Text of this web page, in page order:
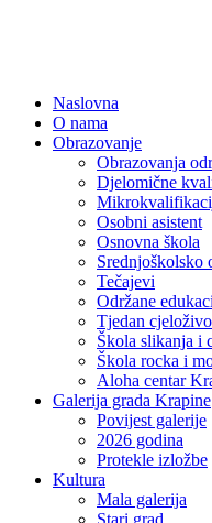
Naslovna
O nama
Obrazovanje
Obrazovanja
Djelomične
Osobni asistent
Osnovna škola
Srednjoškolsko
Tečajevi
Održane
Tjedan
Škola slikanja i
Škola rocka i
Aloha centar
Galerija grada Krapine
Povijest galerije
2026 godina
Protekle izložbe
Kultura
Mala galerija
Stari grad